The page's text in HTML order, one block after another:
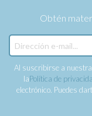
Obtén
Al suscribirse a
laPolítica de
electrónico. Puedes